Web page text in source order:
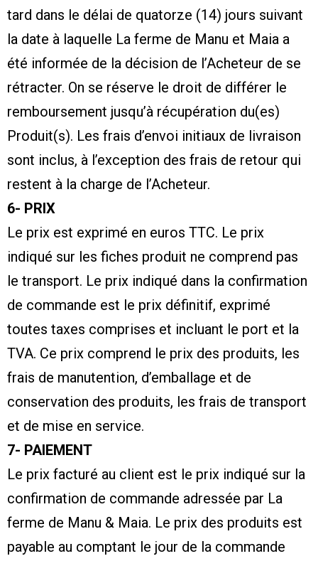
tard dans le délai de quatorze (14) jours suivant
la date à laquelle La ferme de Manu et Maia a
été informée de la décision de l’Acheteur de se
rétracter. On se réserve le droit de différer le
remboursement jusqu’à récupération du(es)
Produit(s). Les frais d’envoi initiaux de livraison
sont inclus, à l’exception des frais de retour qui
restent à la charge de l’Acheteur.
6- PRIX
Le prix est exprimé en euros TTC. Le prix
indiqué sur les fiches produit ne comprend pas
le transport. Le prix indiqué dans la confirmation
de commande est le prix définitif, exprimé
toutes taxes comprises et incluant le port et la
TVA. Ce prix comprend le prix des produits, les
frais de manutention, d’emballage et de
conservation des produits, les frais de transport
et de mise en service.
7- PAIEMENT
Le prix facturé au client est le prix indiqué sur la
confirmation de commande adressée par La
ferme de Manu & Maia. Le prix des produits est
payable au comptant le jour de la commande